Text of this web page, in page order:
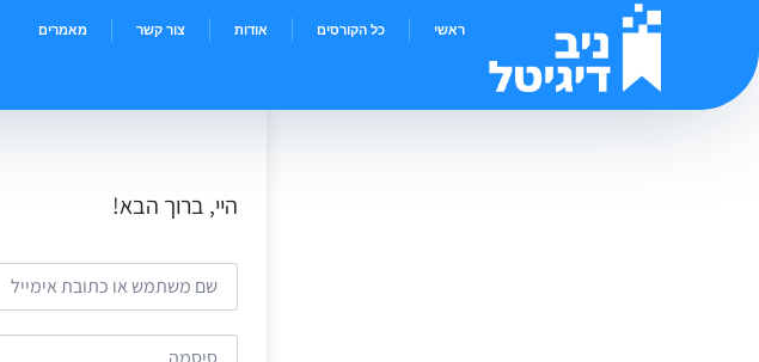
ראשי כל הקורסים אודות צור קשר מאמרים
היי, ברוך הבא!